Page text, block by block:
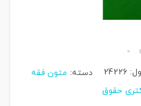
24226 دسته: متون فقه
حقوق